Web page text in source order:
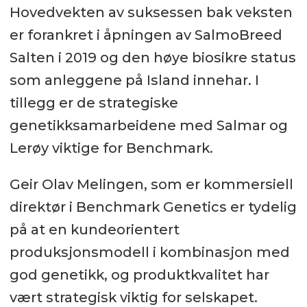
Hovedvekten av suksessen bak veksten
er forankret i åpningen av SalmoBreed
Salten i 2019 og den høye biosikre status
som anleggene på Island innehar. I
tillegg er de strategiske
genetikksamarbeidene med Salmar og
Lerøy viktige for Benchmark.
Geir Olav Melingen, som er kommersiell
direktør i Benchmark Genetics er tydelig
på at en kundeorientert
produksjonsmodell i kombinasjon med
god genetikk, og produktkvalitet har
vært strategisk viktig for selskapet.